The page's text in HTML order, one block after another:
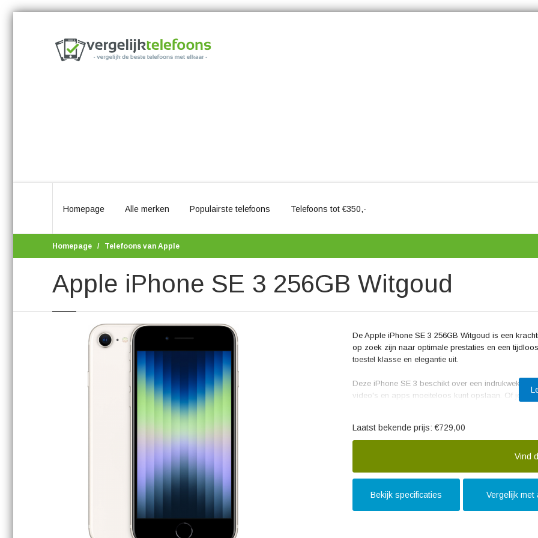
Homepage Alle merken Populairste telefoons Telefoons tot €350,-
Homepage Telefoons van Apple
Apple iPhone SE 3 256GB Witgoud
De Apple iPhone SE 3 256GB Witgoud is een
op zoek zijn naar optimale prestaties en een
toestel klasse en elegantie uit.
Deze iPhone SE 3 beschikt over een
video's en apps moeiteloos kunt opslaan. Of je nu
De iPhone SE 3 wordt aangedreven door de
Of je nu meerdere apps tegelijkertijd wilt gebruiken,
verhogen, de iPhone SE 3 kan het allemaal aan.
De camera van de iPhone SE 3 is van hoge
Laatst bekende prijs: €729,00
Vind
Bekijk specificaties Vergelijk met